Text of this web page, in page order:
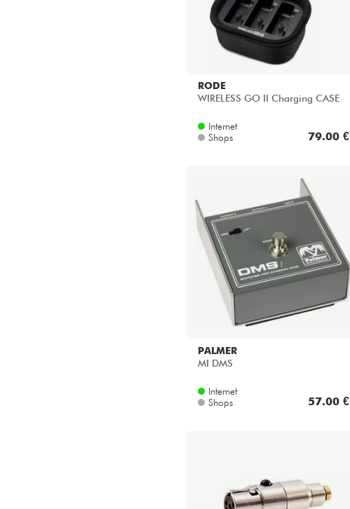
RODE
WIRELESS GO II Charging CASE
Internet
Shops
79.00 €
PALMER
MI DMS
Internet
Shops
57.00 €